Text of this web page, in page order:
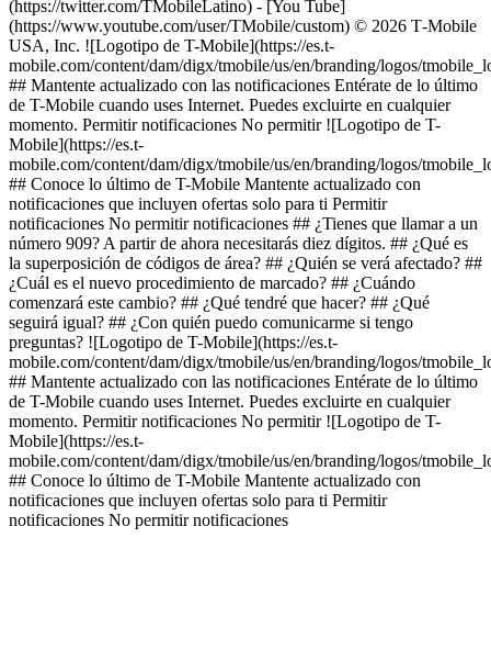
(https://twitter.com/TMobileLatino) - [You Tube]
(https://www.youtube.com/user/TMobile/custom) © 2026 T‑Mobile
USA, Inc. ![Logotipo de T-Mobile](https://es.t-
mobile.com/content/dam/digx/tmobile/us/en/branding/logos/
## Mantente actualizado con las notificaciones Entérate de lo último
de T-Mobile cuando uses Internet. Puedes excluirte en cualquier
momento. Permitir notificaciones No permitir ![Logotipo de T-
Mobile](https://es.t-
mobile.com/content/dam/digx/tmobile/us/en/branding/logos/
## Conoce lo último de T-Mobile Mantente actualizado con
notificaciones que incluyen ofertas solo para ti Permitir
notificaciones No permitir notificaciones ## ¿Tienes que llamar a un
número 909? A partir de ahora necesitarás diez dígitos. ## ¿Qué es
la superposición de códigos de área? ## ¿Quién se verá afectado? ##
¿Cuál es el nuevo procedimiento de marcado? ## ¿Cuándo
comenzará este cambio? ## ¿Qué tendré que hacer? ## ¿Qué
seguirá igual? ## ¿Con quién puedo comunicarme si tengo
preguntas? ![Logotipo de T-Mobile](https://es.t-
mobile.com/content/dam/digx/tmobile/us/en/branding/logos/
## Mantente actualizado con las notificaciones Entérate de lo último
de T-Mobile cuando uses Internet. Puedes excluirte en cualquier
momento. Permitir notificaciones No permitir ![Logotipo de T-
Mobile](https://es.t-
mobile.com/content/dam/digx/tmobile/us/en/branding/logos/
## Conoce lo último de T-Mobile Mantente actualizado con
notificaciones que incluyen ofertas solo para ti Permitir
notificaciones No permitir notificaciones